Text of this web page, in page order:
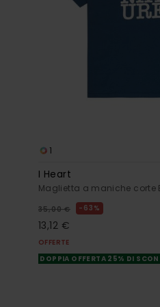
1
I Heart
Maglietta a maniche corte
35,00 € 63%
13,12 €
OFFERTE
DOPPIA OFFERTA 25% DI